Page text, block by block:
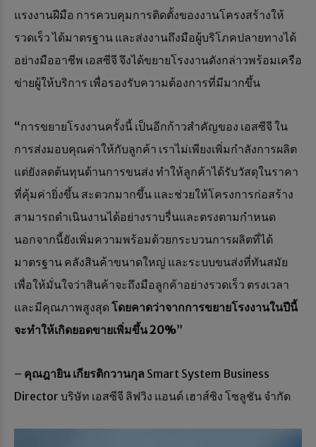
แรงงานฝีมือ การควบคุมการติดตั้งของงานโครงสร้างให้
รวดเร็ว ได้มาตรฐาน และส่งงานถึงมือผู้บริโภคปลายทางได้
อย่างมืออาชีพ เอสซีจี จึงได้ขยายโรงงานดังกล่าวพร้อมเครือ
ข่ายผู้ให้บริการ เพื่อรองรับความต้องการที่มีมากขึ้น
“การขยายโรงงานครั้งนี้ เป็นอีกก้าวสำคัญของ เอสซีจี ใน
การส่งมอบคุณค่าให้กับลูกค้า เราไม่เพียงเพิ่มกำลังการผลิต
แต่ยังลดต้นทุนด้านการขนส่ง ทำให้ลูกค้าได้รับวัสดุในราคา
ที่คุ้มค่ายิ่งขึ้น สะดวกมากขึ้น และช่วยให้โครงการก่อสร้าง
สามารถดำเนินงานได้อย่างราบรื่นและตรงตามกำหนด
นอกจากนี้ยังเพิ่มความพร้อมด้วยกระบวนการผลิตที่ได้
มาตรฐาน คลังสินค้าขนาดใหญ่ และระบบขนส่งที่ทันสมัย
เพื่อให้มั่นใจว่าสินค้าจะถึงมือลูกค้าอย่างรวดเร็ว ตรงเวลา
และมีคุณภาพสูงสุด โดยคาดว่าจากการขยายโรงงานในปีนี้
จะทำให้เกิดยอดขายเพิ่มขึ้น 20%”
– คุณฎายิน เกียรติกวานกุล Smart System Business
Director บริษัท เอสซีจี ลิฟวิง แอนด์ เฮาส์ซิง โซลูชัน จำกัด